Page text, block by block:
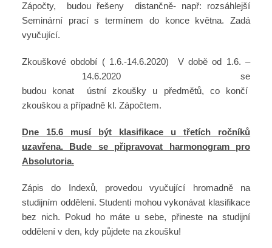
Zápočty, budou řešeny distančně- např: rozsáhlejší
Seminární prací s termínem do konce května. Zadá
vyučující.
Zkouškové období ( 1.6.-14.6.2020) V době od 1.6. –
14.6.2020 se
budou konat ústní zkoušky u předmětů, co končí
zkouškou a případně kl. Zápočtem.
Dne 15.6 musí být klasifikace u třetích ročníků
uzavřena. Bude se připravovat harmonogram pro
Absolutoria.
Zápis do Indexů, provedou vyučující hromadně na
studijním oddělení. Studenti mohou vykonávat klasifikace
bez nich. Pokud ho máte u sebe, přineste na studijní
oddělení v den, kdy půjdete na zkoušku!